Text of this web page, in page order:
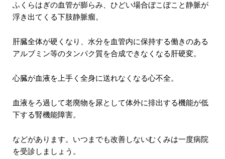
ふくらはぎの血管が膨らみ、ひどい場合ぼこぼこと静脈が
浮き出てくる下肢静脈瘤。
肝臓全体が硬くなり、水分を血管内に保持する働きのある
アルブミン等のタンパク質を合成できなくなる肝硬変。
心臓が血液を上手く全身に送れなくなる心不全。
血液をろ過して老廃物を尿として体外に排出する機能が低
下する腎機能障害。
などがあります。いつまでも改善しないむくみは一度病院
を受診しましょう。